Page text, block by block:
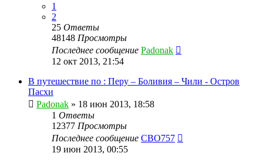
1
2
25 Ответы
48148 Просмотры
Последнее сообщение Padonak
12 окт 2013, 21:54
В путешествие по : Перу – Боливия – Чили - Остров
Пасхи
Padonak » 18 июн 2013, 18:58
1 Ответы
12377 Просмотры
Последнее сообщение CBO757
19 июн 2013, 00:55